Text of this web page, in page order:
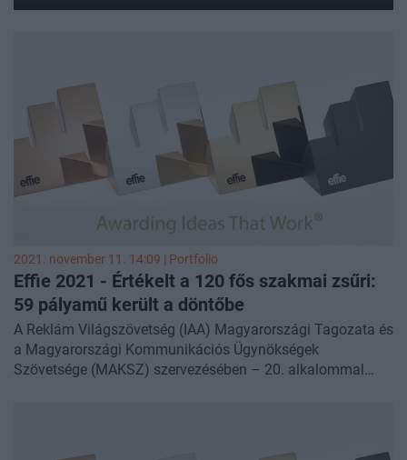
2021. november 11. 14:09 | Portfolio
Effie 2021 - Értékelt a 120 fős szakmai zsűri:
59 pályamű került a döntőbe
A Reklám Világszövetség (IAA) Magyarországi Tagozata és
a Magyarországi Kommunikációs Ügynökségek
Szövetsége (MAKSZ) szervezésében – 20. alkalommal
pályamű került döntőbe és küzd meg 29 kategóriában a